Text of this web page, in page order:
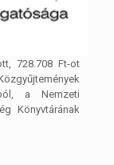
728.708 Ft-ot
a Nemzeti
Könyvtárának